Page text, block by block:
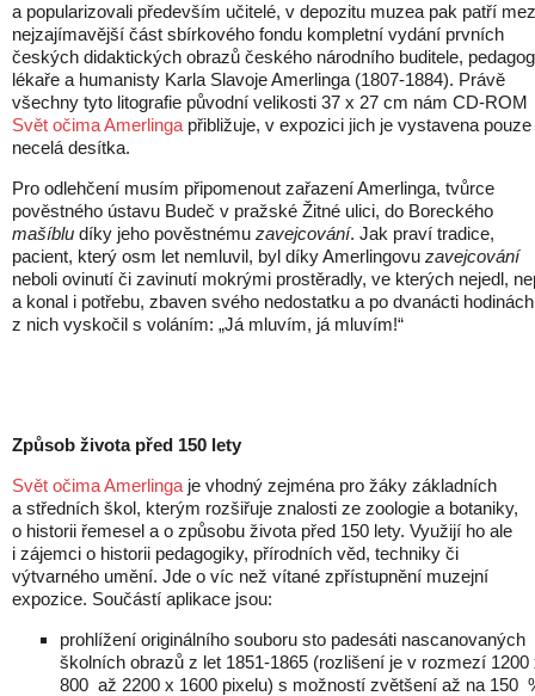
a popularizovali především učitelé, v depozitu muzea pak patří
nejzajímavější část sbírkového fondu kompletní vydání prvních
českých didaktických obrazů českého národního buditele,
lékaře a humanisty Karla Slavoje Amerlinga (1807-1884). Právě
všechny tyto litografie původní velikosti 37 x 27 cm nám CD-ROM
Svět očima Amerlinga přibližuje, v expozici jich je vystavena pouze
necelá desítka.
Pro odlehčení musím připomenout zařazení Amerlinga, tvůrce
pověstného ústavu Budeč v pražské Žitné ulici, do Boreckého
mašíblu díky jeho pověstnému zavejcování. Jak praví tradice,
pacient, který osm let nemluvil, byl díky Amerlingovu zavejcování
neboli ovinutí či zavinutí mokrými prostěradly, ve kterých nejedl,
a konal i potřebu, zbaven svého nedostatku a po dvanácti hodinách
z nich vyskočil s voláním: „Já mluvím, já mluvím!“
Způsob života před 150 lety
Svět očima Amerlinga je vhodný zejména pro žáky základních
a středních škol, kterým rozšiřuje znalosti ze zoologie a botaniky,
o historii řemesel a o způsobu života před 150 lety. Využijí ho ale
i zájemci o historii pedagogiky, přírodních věd, techniky či
výtvarného umění. Jde o víc než vítané zpřístupnění muzejní
expozice. Součástí aplikace jsou:
prohlížení originálního souboru sto padesáti nascanovaných
školních obrazů z let 1851-1865 (rozlišení je v rozmezí 1200
800 až 2200 x 1600 pixelu) s možností zvětšení až na 150